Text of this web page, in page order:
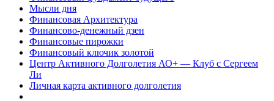
Мысли дня
Финансовая Архитектура
Финансово-денежный дзен
Финансовые пирожки
Финансовый ключик золотой
Центр Активного Долголетия АО+ — Клуб с Сергеем
Ли
Личная карта активного долголетия